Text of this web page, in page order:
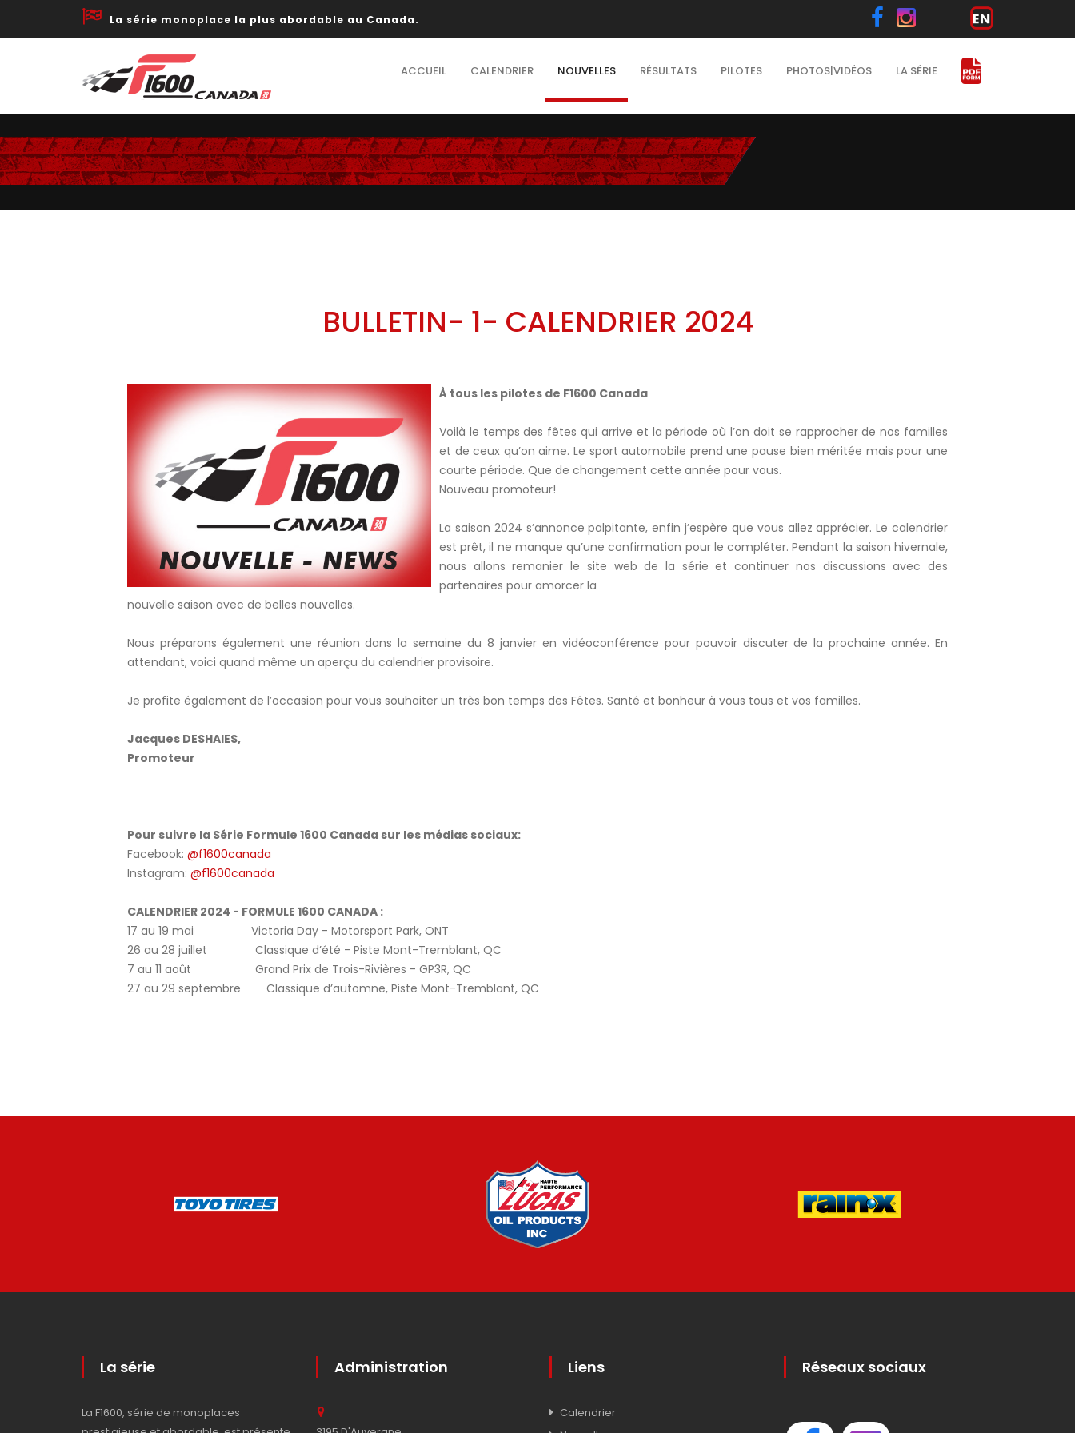
La série monoplace la plus abordable au Canada.
ACCUEIL CALENDRIER NOUVELLES RÉSULTATS PILOTES PHOTOS|VIDÉOS LA SÉRIE
BULLETIN- 1- CALENDRIER 2024
À tous les pilotes de F1600 Canada
Voilà le temps des fêtes qui arrive et la période où l’on doit se rapprocher de nos familles
et de ceux qu’on aime. Le sport automobile prend une pause bien méritée mais pour une
courte période. Que de changement cette année pour vous.
Nouveau promoteur!
La saison 2024 s’annonce palpitante, enfin j’espère que vous allez apprécier. Le calendrier
est prêt, il ne manque qu’une confirmation pour le compléter. Pendant la saison hivernale,
nous allons remanier le site web de la série et continuer nos discussions avec des
partenaires pour amorcer la
nouvelle saison avec de belles nouvelles.
Nous préparons également une réunion dans la semaine du 8 janvier en vidéoconférence pour pouvoir discuter de la prochaine année. En
attendant, voici quand même un aperçu du calendrier provisoire.
Je profite également de l’occasion pour vous souhaiter un très bon temps des Fêtes. Santé et bonheur à vous tous et vos familles.
Jacques DESHAIES,
Promoteur
Pour suivre la Série Formule 1600 Canada sur les médias sociaux:
Facebook: @f1600canada
Instagram: @f1600canada
CALENDRIER 2024 - FORMULE 1600 CANADA :
17 au 19 mai Victoria Day - Motorsport Park, ONT
26 au 28 juillet Classique d’été - Piste Mont-Tremblant, QC
7 au 11 août Grand Prix de Trois-Rivières - GP3R, QC
27 au 29 septembre Classique d’automne, Piste Mont-Tremblant, QC
La série
La F1600, série de monoplaces
Administration Liens
Calendrier
Réseaux sociaux